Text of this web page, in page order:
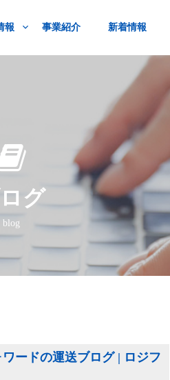
報 事業紹介 新着情報
グ
blog
ードの運送ブログ | ロジフ